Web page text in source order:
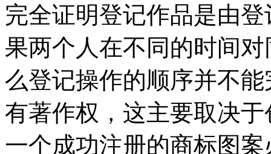
完全证明登记作品是由
果两个人在不同的时间
么登记操作的顺序并不
有著作权，这主要取决
一个成功注册的商标图